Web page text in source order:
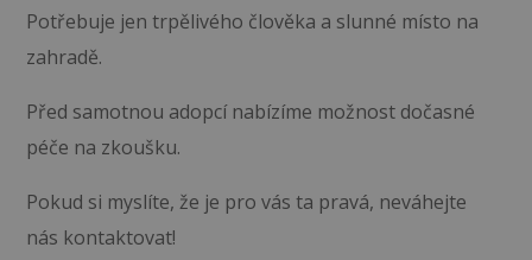
Potřebuje jen trpělivého člověka a slunné místo na
zahradě.
Před samotnou adopcí nabízíme možnost dočasné
péče na zkoušku.
Pokud si myslíte, že je pro vás ta pravá, neváhejte
nás kontaktovat!